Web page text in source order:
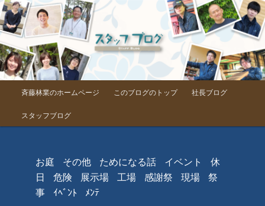
メインメニュー
メインコンテンツへ移動
斉藤林業のホームページ このブログのトップ 社長ブログ
スタッフブログ
お庭 その他 ためになる話 イベント
休
日
危険 展示場 工場 感謝祭 現場
祭
事
ｲﾍﾞﾝﾄ ﾒﾝﾃ